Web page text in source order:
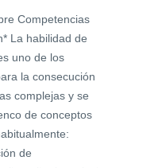
Competencias
La habilidad de
uno de los
la consecución
complejas y se
de conceptos
de